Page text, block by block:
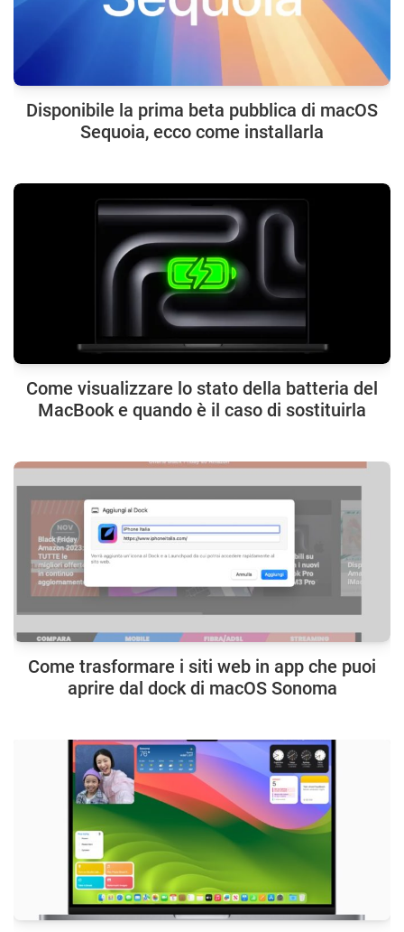
Disponibile la prima beta pubblica di macOS
Sequoia, ecco come installarla
Come visualizzare lo stato della batteria del
MacBook e quando è il caso di sostituirla
Come trasformare i siti web in app che puoi
aprire dal dock di macOS Sonoma